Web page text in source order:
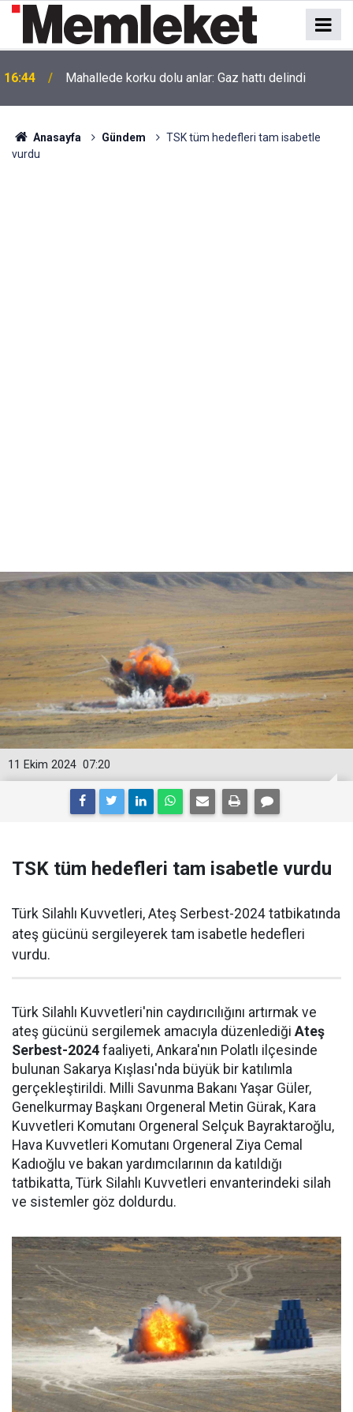
16:44 Mahallede korku dolu anlar: Gaz hattı delindi
Anasayfa Gündem
TSK tüm hedefleri tam isabetle
vurdu
07:20
11 Ekim 2024
TSK tüm hedefleri tam isabetle vurdu
Türk Silahlı Kuvvetleri, Ateş Serbest-2024 tatbikatında
ateş gücünü sergileyerek tam isabetle hedefleri
vurdu.
Türk Silahlı Kuvvetleri'nin caydırıcılığını artırmak ve
ateş gücünü sergilemek amacıyla düzenlediği Ateş
Serbest-2024 faaliyeti, Ankara'nın Polatlı ilçesinde
bulunan Sakarya Kışlası'nda büyük bir katılımla
gerçekleştirildi. Milli Savunma Bakanı Yaşar Güler,
Genelkurmay Başkanı Orgeneral Metin Gürak, Kara
Kuvvetleri Komutanı Orgeneral Selçuk Bayraktaroğlu,
Hava Kuvvetleri Komutanı Orgeneral Ziya Cemal
Kadıoğlu ve bakan yardımcılarının da katıldığı
tatbikatta, Türk Silahlı Kuvvetleri envanterindeki silah
ve sistemler göz doldurdu.